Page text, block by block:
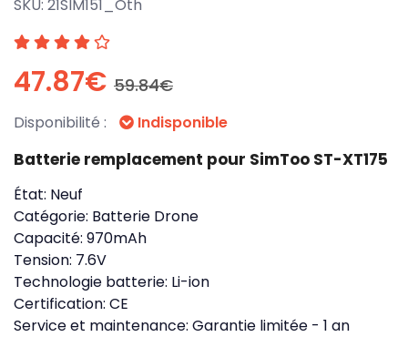
SKU: 21SIM151_Oth
47.87€ 59.84€
Disponibilité : Indisponible
Batterie remplacement pour SimToo ST-XT175
État: Neuf
Catégorie: Batterie Drone
Capacité: 970mAh
Tension: 7.6V
Technologie batterie: Li-ion
Certification: CE
Service et maintenance: Garantie limitée - 1 an